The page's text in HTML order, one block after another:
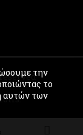
την
το
αυτών των